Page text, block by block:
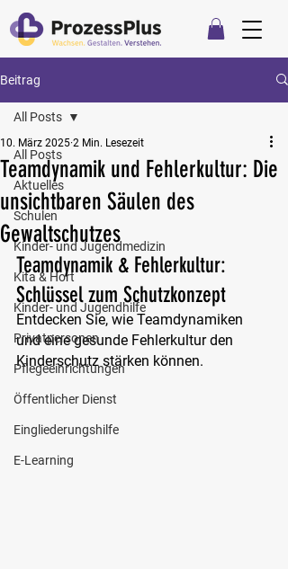
Beitrag
All Posts
Aktuelles
Schulen
Kinder- und Jugendmedizin
Kita & Hort
Kinder- und Jugendhilfe
Privatpersonen
Pflegeeinrichtungen
Öffentlicher Dienst
Eingliederungshilfe
E-Learning
All Posts
Teamdynamik und Fehlerkultur: Die
unsichtbaren Säulen des
Gewaltschutzes
10. März 2025 2 Min. Lesezeit
Teamdynamik & Fehlerkultur:
Schlüssel zum Schutzkonzept
Entdecken Sie, wie Teamdynamiken
und eine gesunde Fehlerkultur den
Kinderschutz stärken können.